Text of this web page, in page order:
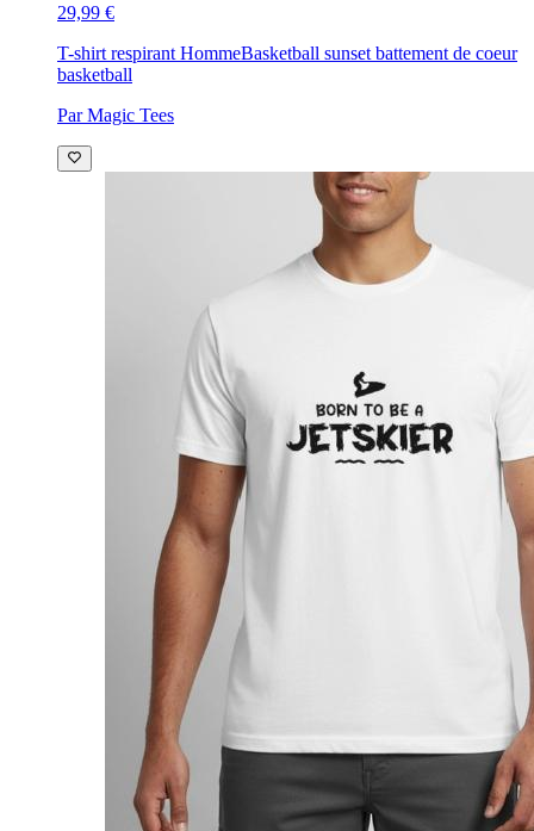
29,99 €
T-shirt respirant HommeBasketball sunset battement de coeur
basketball
Par Magic Tees